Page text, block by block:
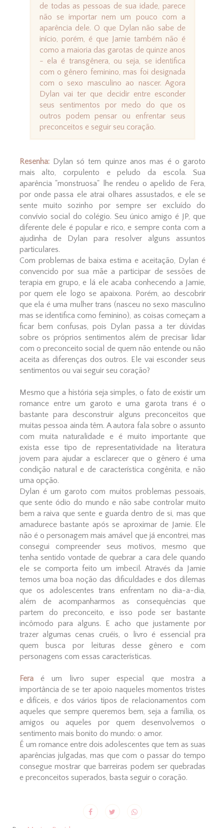
de todas as pessoas de sua idade, parece
não se importar nem um pouco com a
aparência dele. O que Dylan não sabe de
início, porém, é que Jamie também não é
como a maioria das garotas de quinze anos
- ela é transgênera, ou seja, se identifica
com o gênero feminino, mas foi designada
com o sexo masculino ao nascer. Agora
Dylan vai ter que decidir entre esconder
seus sentimentos por medo do que os
outros podem pensar ou enfrentar seus
preconceitos e seguir seu coração.
Resenha: Dylan só tem quinze anos mas é o garoto
mais alto, corpulento e peludo da escola. Sua
aparência "monstruosa" lhe rendeu o apelido de Fera,
por onde passa ele atrai olhares assustados, e ele se
sente muito sozinho por sempre ser excluído do
convívio social do colégio. Seu único amigo é JP, que
diferente dele é popular e rico, e sempre conta com a
ajudinha de Dylan para resolver alguns assuntos
particulares.
Com problemas de baixa estima e aceitação, Dylan é
convencido por sua mãe a participar de sessões de
terapia em grupo, e lá ele acaba conhecendo a Jamie,
por quem ele logo se apaixona. Porém, ao descobrir
que ela é uma mulher trans (nasceu no sexo masculino
mas se identifica como feminino), as coisas começam a
ficar bem confusas, pois Dylan passa a ter dúvidas
sobre os próprios sentimentos além de precisar lidar
com o preconceito social de quem não entende ou não
aceita as diferenças dos outros. Ele vai esconder seus
sentimentos ou vai seguir seu coração?
Mesmo que a história seja simples, o fato de existir um
romance entre um garoto e uma garota trans é o
bastante para desconstruir alguns preconceitos que
muitas pessoa ainda têm. A autora fala sobre o assunto
com muita naturalidade e é muito importante que
exista esse tipo de representatividade na literatura
jovem para ajudar a esclarecer que o gênero é uma
condição natural e de característica congênita, e não
uma opção.
Dylan é um garoto com muitos problemas pessoais,
que sente ódio do mundo e não sabe controlar muito
bem a raiva que sente e guarda dentro de si, mas que
amadurece bastante após se aproximar de Jamie. Ele
não é o personagem mais amável que já encontrei, mas
consegui compreender seus motivos, mesmo que
tenha sentido vontade de quebrar a cara dele quando
ele se comporta feito um imbecil. Através da Jamie
temos uma boa noção das dificuldades e dos dilemas
que os adolescentes trans enfrentam no dia-a-dia,
além de acompanharmos as consequências que
partem do preconceito, e isso pode ser bastante
incômodo para alguns. E acho que justamente por
trazer algumas cenas cruéis, o livro é essencial pra
quem busca por leituras desse gênero e com
personagens com essas características.
Fera é um livro super especial que mostra a
importância de se ter apoio naqueles momentos tristes
e difíceis, e dos vários tipos de relacionamentos com
aqueles que sempre queremos bem, seja a família, os
amigos ou aqueles por quem desenvolvemos o
sentimento mais bonito do mundo: o amor.
É um romance entre dois adolescentes que tem as suas
aparências julgadas, mas que com o passar do tempo
consegue mostrar que barreiras podem ser quebradas
e preconceitos superados, basta seguir o coração.